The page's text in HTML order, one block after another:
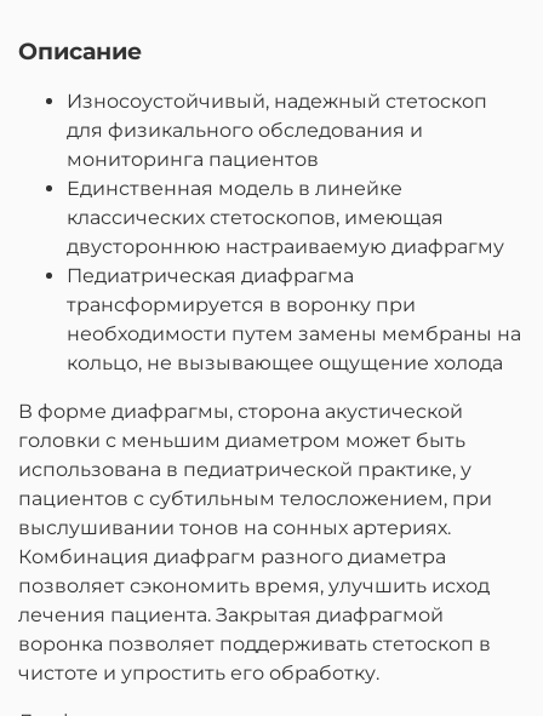
Описание
Износоустойчивый, надежный стетоскоп
для физикального обследования и
мониторинга пациентов
Единственная модель в линейке
классических стетоскопов, имеющая
двустороннюю настраиваемую диафрагму
Педиатрическая диафрагма
трансформируется в воронку при
необходимости путем замены мембраны на
кольцо, не вызывающее ощущение холода
В форме диафрагмы, сторона акустической
головки с меньшим диаметром может быть
использована в педиатрической практике, у
пациентов с субтильным телосложением, при
выслушивании тонов на сонных артериях.
Комбинация диафрагм разного диаметра
позволяет сэкономить время, улучшить исход
лечения пациента. Закрытая диафрагмой
воронка позволяет поддерживать стетоскоп в
чистоте и упростить его обработку.